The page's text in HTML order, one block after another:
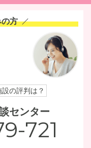
方
設の評判は？
センター
721